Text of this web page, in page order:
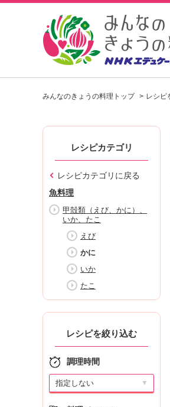
みんなのきょうの料理トップ レシピ
レシピカテゴリ
レシピカテゴリに戻る
魚料理
甲殻類（えび、かに）、
いか、たこ
えび
かに
いか
たこ
レシピを絞り込む
調理時間
▼